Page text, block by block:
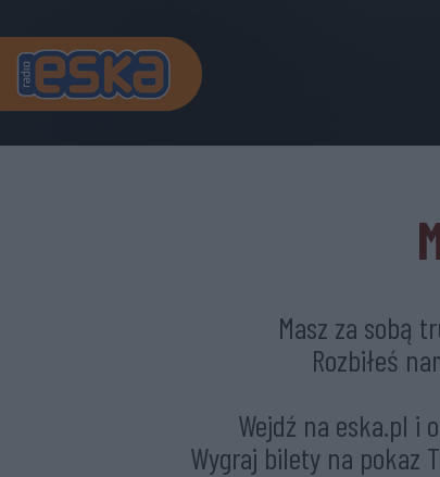
Masz za sobą
Rozbiłeś
Wejdź na eska.pl i
Wygraj bilety na pokaz